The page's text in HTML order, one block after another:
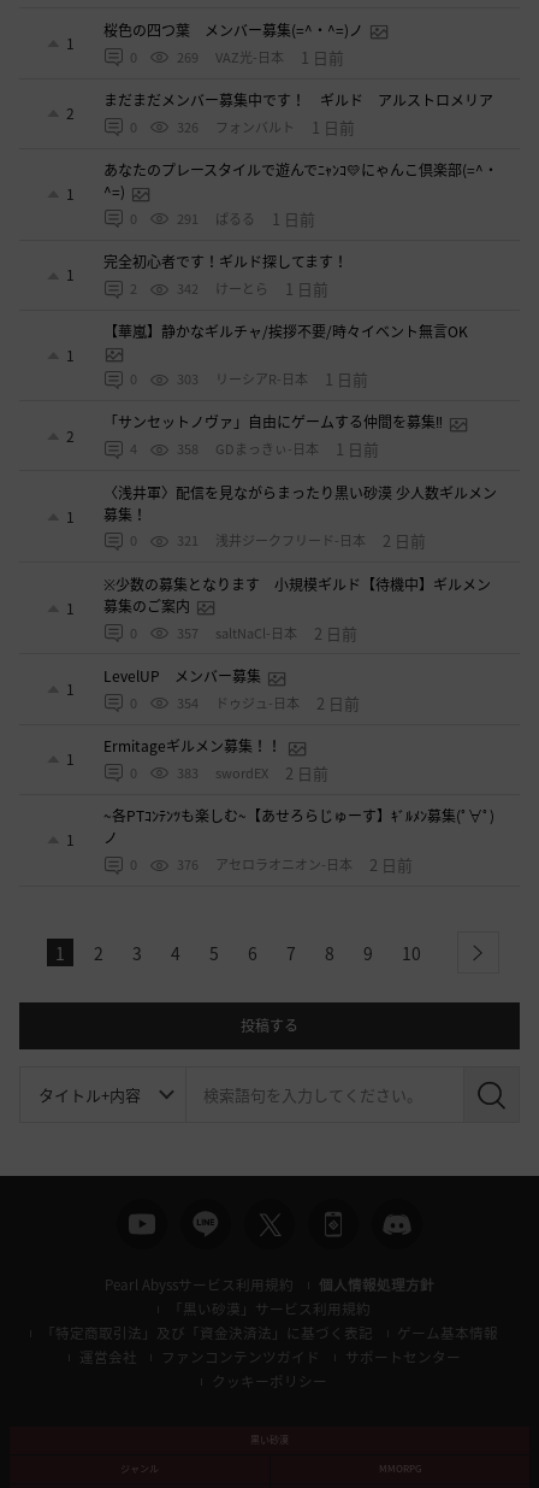
1
桜色の四つ葉 メンバー募集(=^・^=)ノ
0 269 VAZ光-日本 1 日前
2
まだまだメンバー募集中です！ ギルド アルストロメリア
0 326 フォンバルト 1 日前
1
あなたのプレースタイルで遊んでﾆｬﾝｺ💛にゃんこ倶楽部(=^・
^=)
0 291 ぱるる 1 日前
1
完全初心者です！ギルド探してます！
2 342 けーとら 1 日前
1
【華嵐】静かなギルチャ/挨拶不要/時々イベント無言OK
0 303 リーシアR-日本 1 日前
2
「サンセットノヴァ」自由にゲームする仲間を募集‼️
4 358 GDまっきぃ-日本 1 日前
1
〈浅井軍〉配信を見ながらまったり黒い砂漠 少人数ギルメン
募集！
0 321 浅井ジークフリード-日本 2 日前
1
※少数の募集となります 小規模ギルド【待機中】ギルメン
募集のご案内
0 357 saltNaCl-日本 2 日前
1
LevelUP メンバー募集
0 354 ドゥジュ-日本 2 日前
1
Ermitageギルメン募集！！
0 383 swordEX 2 日前
1
~各PTｺﾝﾃﾝﾂも楽しむ~【あせろらじゅーす】ｷﾞﾙﾒﾝ募集(ﾟ∀ﾟ)
ノ
0 376 アセロラオニオン-日本 2 日前
1 2 3 4 5 6 7 8 9 10 next
投稿する
検
Pearl Abyssサービス利用規約
個人情報処理方針
「黒い砂漠」サービス利用規約
「特定商取引法」及び「資金決済法」に基づく表記
ゲーム基本情報
運営会社
ファンコンテンツガイド
サポートセンター
クッキーポリシー
黒い砂漠
ジャンル
MMORPG